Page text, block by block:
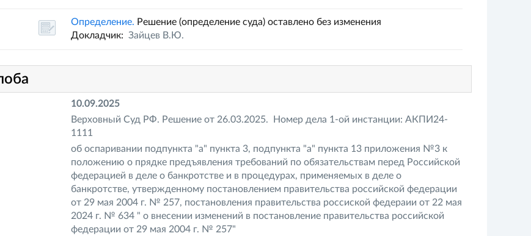
Определение. Решение (определение суда) оставлено без изменения
Докладчик:Зайцев В.Ю.
10.09.2025
Верховный Суд РФ. Решение от 26.03.2025. Номер дела 1-ой инстанции: АКПИ24-
1111
об оспаривании подпункта "а" пункта 3, подпункта "а" пункта 13 приложения №3 к
положению о прядке предъявления требований по обязательствам перед Российской
федерацией в деле о банкротстве и в процедурах, применяемых в деле о
банкротстве, утвержденному постановлением правительства российской федерации
от 29 мая 2004 г. № 257, постановления правительства россиской федераии от 22 мая
2024 г. № 634 " о внесении изменений в постановление правительства российской
федерации от 29 мая 2004 г. № 257"